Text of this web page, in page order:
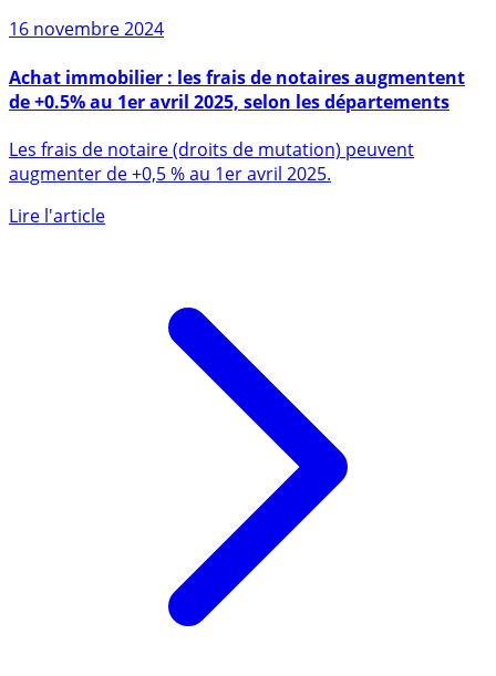
16 novembre 2024
de +0.5% au 1er avril 2025, selon les départements
augmenter de +0,5 % au 1er avril 2025.